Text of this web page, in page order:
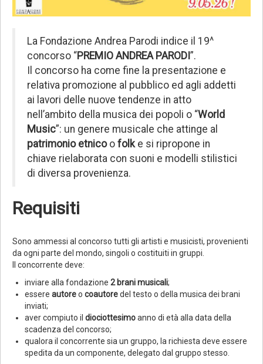
La Fondazione Andrea Parodi indice il 19^
concorso “PREMIO ANDREA PARODI”.
Il concorso ha come fine la presentazione e
relativa promozione al pubblico ed agli addetti
ai lavori delle nuove tendenze in atto
nell’ambito della musica dei popoli o “World
Music”: un genere musicale che attinge al
patrimonio etnicoo folk e si ripropone in
chiave rielaborata con suoni e modelli stilistici
di diversa provenienza.
Requisiti
Sono ammessi al concorso tutti gli artisti e musicisti, provenienti
da ogni parte del mondo, singoli o costituiti in gruppi.
Il concorrente deve:
inviare alla fondazione 2 brani musicali;
essere autoreo coautoredel testo o della musica dei brani
inviati;
aver compiuto il diociottesimoanno di età alla data della
scadenza del concorso;
qualora il concorrente sia un gruppo, la richiesta deve essere
spedita da un componente, delegato dal gruppo stesso.